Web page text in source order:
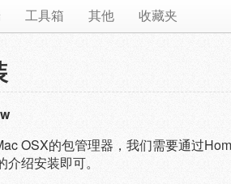
工具箱 其他 收藏夹
OSX的包管理器，我们需要通过
绍安装即可。